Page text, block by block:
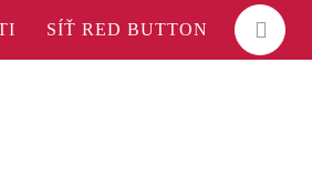
SÍŤ RED BUTTON